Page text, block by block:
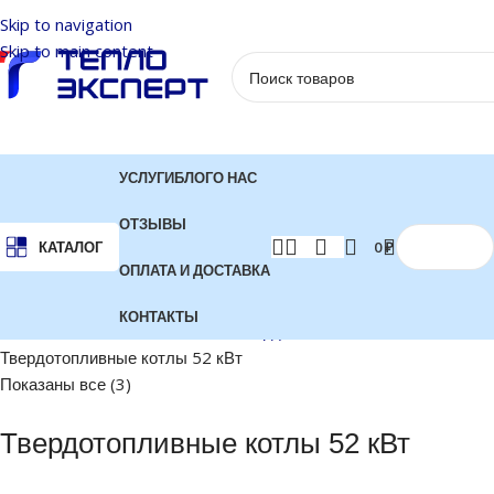
Skip to navigation
Skip to main content
КАТАЛОГ
УСЛУГИБЛОГО НАС
ОТЗЫВЫ
ОПЛАТА И ДОСТАВКА
КОНТАКТЫ
0₽
Твердотопливные котлы 52 кВт
Показаны все (3)
Твердотопливные котлы 52 кВт